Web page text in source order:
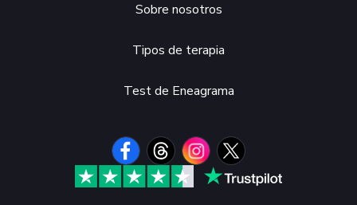
Sobre nosotros
Tipos de terapia
Test de Eneagrama